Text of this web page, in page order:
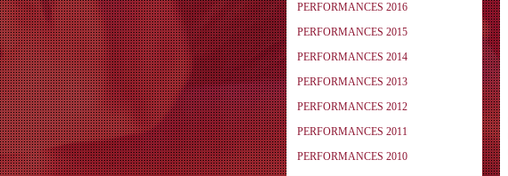
PERFORMANCES 2016
PERFORMANCES 2015
PERFORMANCES 2014
PERFORMANCES 2013
PERFORMANCES 2012
PERFORMANCES 2011
PERFORMANCES 2010